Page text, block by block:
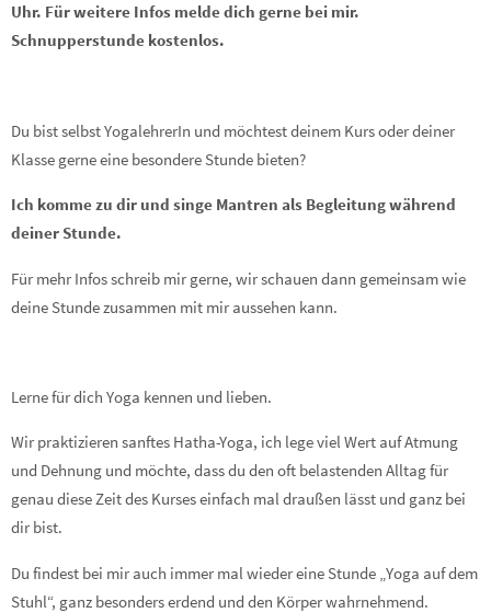
Uhr. Für weitere Infos melde dich gerne bei mir.
Schnupperstunde kostenlos.
Du bist selbst YogalehrerIn und möchtest deinem Kurs oder deiner
Klasse gerne eine besondere Stunde bieten?
Ich komme zu dir und singe Mantren als Begleitung während
deiner Stunde.
Für mehr Infos schreib mir gerne, wir schauen dann gemeinsam wie
deine Stunde zusammen mit mir aussehen kann.
Lerne für dich Yoga kennen und lieben.
Wir praktizieren sanftes Hatha-Yoga, ich lege viel Wert auf Atmung
und Dehnung und möchte, dass du den oft belastenden Alltag für
genau diese Zeit des Kurses einfach mal draußen lässt und ganz bei
dir bist.
Du findest bei mir auch immer mal wieder eine Stunde „Yoga auf dem
Stuhl“, ganz besonders erdend und den Körper wahrnehmend.